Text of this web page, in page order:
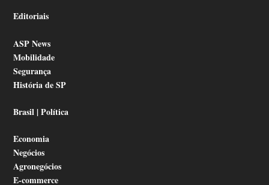
Editoriais
ASP News
Mobilidade
Segurança
História de SP
Brasil | Política
Economia
Negócios
Agronegócios
E-commerce